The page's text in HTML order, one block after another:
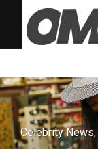
Celebrity News,